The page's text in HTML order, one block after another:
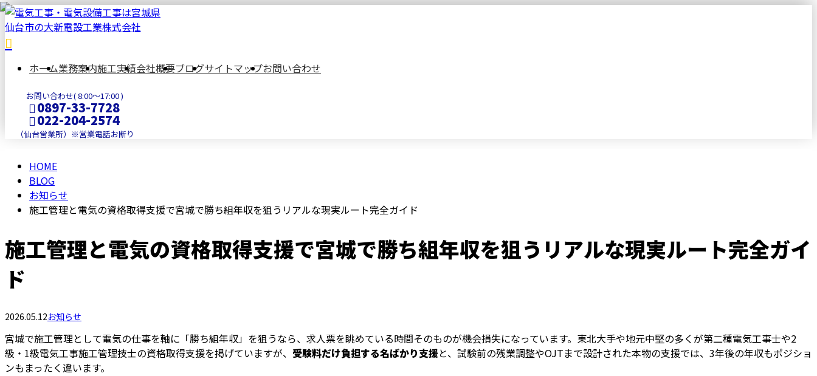
ホーム業務案内施工実績会社概要ブログサイトマップお問い合わせ
お問い合わせ( 8:00～17:00 )
0897-33-7728
022-204-2574
（仙台営業所）※営業電話お断り
メールフォーム
BLOG
HOME
BLOG
お知らせ
施工管理と電気の資格取得支援で宮城で勝ち組年収を狙うリアルな現実ルート完全ガイド
施工管理と電気の資格取得支援で宮城で勝ち組年収を狙うリアルな現実ルート完全ガイ
ド
2026.05.12お知らせ
宮城で施工管理として電気の仕事を軸に「勝ち組年収」を狙うなら、求人票を眺めている時間そのものが機会損失になっています。東北大手や地元中堅の多くが第二種電気工事士や2
級・1級電気工事施工管理技士の資格取得支援を掲げていますが、 受験料だけ負担する名ばかり支援と、試験前の残業調整やOJTまで設計された本物の支援では、3年後の年収もポジショ
ンもまったく違います。